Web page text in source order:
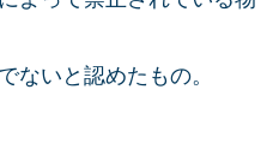
ないと認めたもの。